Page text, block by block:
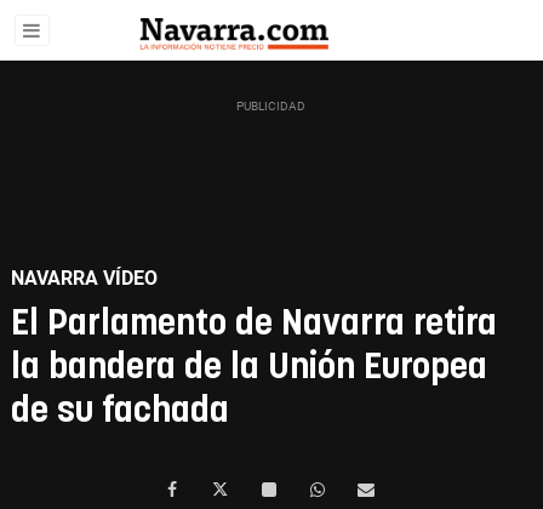
NAVARRA VÍDEO
El Parlamento de Navarra retira
la bandera de la Unión Europea
de su fachada